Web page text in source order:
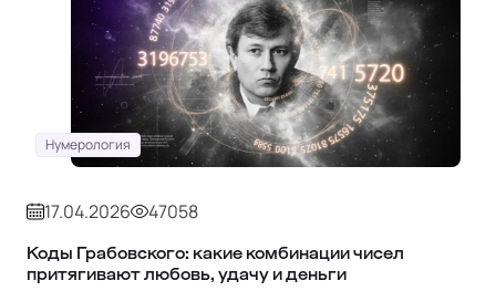
Нумерология
17.04.2026 47058
Коды Грабовского: какие комбинации чисел
притягивают любовь, удачу и деньги